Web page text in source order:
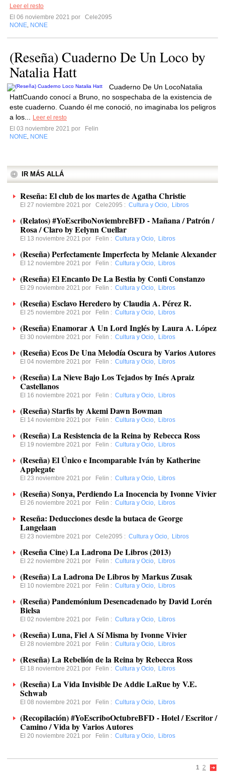
Leer el resto
El 06 noviembre 2021 por
Cele2095
NONE NONE
(Reseña) Cuaderno De Un Loco by
Natalia Hatt
Cuaderno De Un LocoNatalia
HattCuando conocí a Bruno, no sospechaba de la existencia de
este cuaderno. Cuando él me conoció, no imaginaba los peligros
a los...
Leer el resto
El 03 noviembre 2021 por
Felin
NONE NONE
IR MÁS ALLÁ
Reseña: El club de los martes de Agatha Christie
El 27 noviembre 2021 por Cele2095 : Cultura y Ocio, Libros
(Relatos) #YoEscriboNoviembreBFD - Mañana / Patrón /
Rosa / Claro by Eelynn Cuellar
El 13 noviembre 2021 por Felin : Cultura y Ocio, Libros
(Reseña) Perfectamente Imperfecta by Melanie Alexander
El 12 noviembre 2021 por Felin : Cultura y Ocio, Libros
(Reseña) El Encanto De La Bestia by Conti Constanzo
El 29 noviembre 2021 por Felin : Cultura y Ocio, Libros
(Reseña) Esclavo Heredero by Claudia A. Pérez R.
El 25 noviembre 2021 por Felin : Cultura y Ocio, Libros
(Reseña) Enamorar A Un Lord Inglés by Laura A. López
El 30 noviembre 2021 por Felin : Cultura y Ocio, Libros
(Reseña) Ecos De Una Melodía Oscura by Varios Autores
El 04 noviembre 2021 por Felin : Cultura y Ocio, Libros
(Reseña) La Nieve Bajo Los Tejados by Inés Apraiz
Castellanos
El 16 noviembre 2021 por Felin : Cultura y Ocio, Libros
(Reseña) Starfis by Akemi Dawn Bowman
El 14 noviembre 2021 por Felin : Cultura y Ocio, Libros
(Reseña) La Resistencia de la Reina by Rebecca Ross
El 19 noviembre 2021 por Felin : Cultura y Ocio, Libros
(Reseña) El Único e Incomparable Iván by Katherine
Applegate
El 23 noviembre 2021 por Felin : Cultura y Ocio, Libros
(Reseña) Sonya, Perdiendo La Inocencia by Ivonne Vivier
El 26 noviembre 2021 por Felin : Cultura y Ocio, Libros
Reseña: Deducciones desde la butaca de George
Langelaan
El 23 noviembre 2021 por Cele2095 : Cultura y Ocio, Libros
(Reseña Cine) La Ladrona De Libros (2013)
El 22 noviembre 2021 por Felin : Cultura y Ocio, Libros
(Reseña) La Ladrona De Libros by Markus Zusak
El 10 noviembre 2021 por Felin : Cultura y Ocio, Libros
(Reseña) Pandemónium Desencadenado by David Lorén
Bielsa
El 02 noviembre 2021 por Felin : Cultura y Ocio, Libros
(Reseña) Luna, Fiel A Sí Misma by Ivonne Vivier
El 28 noviembre 2021 por Felin : Cultura y Ocio, Libros
(Reseña) La Rebelión de la Reina by Rebecca Ross
El 18 noviembre 2021 por Felin : Cultura y Ocio, Libros
(Reseña) La Vida Invisible De Addie LaRue by V.E.
Schwab
El 08 noviembre 2021 por Felin : Cultura y Ocio, Libros
(Recopilación) #YoEscriboOctubreBFD - Hotel / Escritor /
Camino / Vida by Varios Autores
El 20 noviembre 2021 por Felin : Cultura y Ocio, Libros
1 2